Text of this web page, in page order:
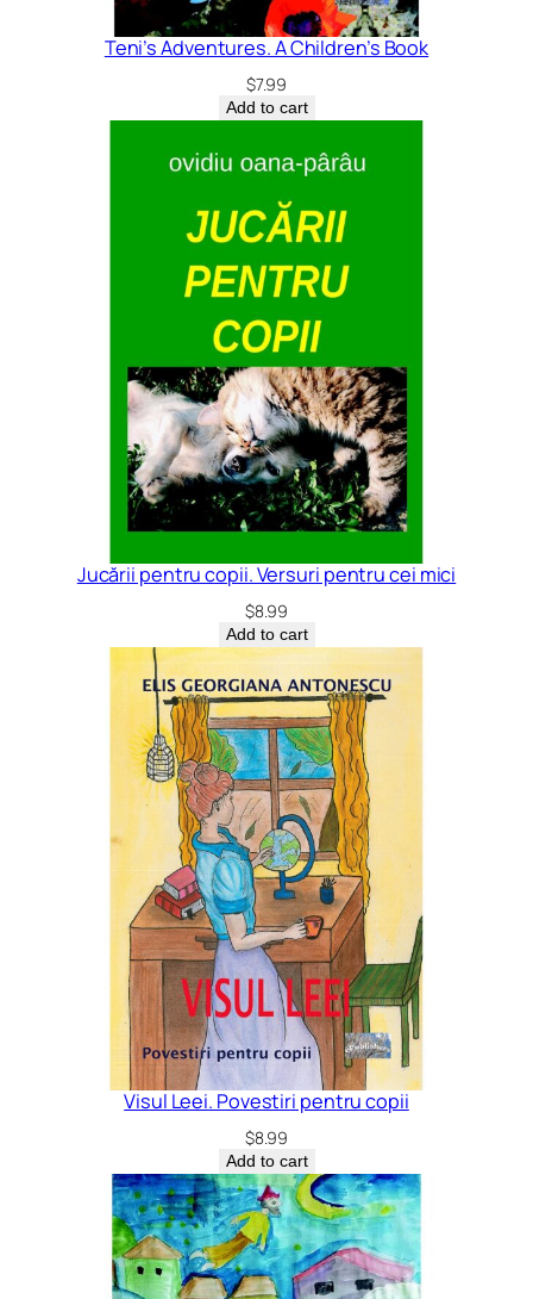
Teni’s Adventures. A Children’s Book
$7.99
Add to cart
Jucării pentru copii. Versuri pentru cei mici
$8.99
Add to cart
Visul Leei. Povestiri pentru copii
$8.99
Add to cart